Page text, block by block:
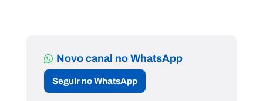
Novo canal no WhatsApp
Seguir no WhatsApp